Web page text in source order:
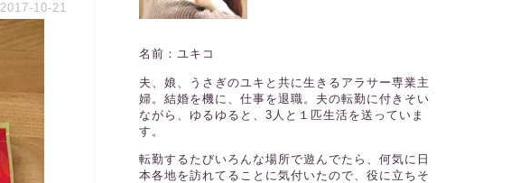
2017-10-21
名前：ユキコ
夫、娘、うさぎのユキと共に生きるアラサー専業主
婦。結婚を機に、仕事を退職。夫の転勤に付きそい
ながら、ゆるゆると、3人と１匹生活を送っていま
す。
転勤するたびいろんな場所で遊んでたら、何気に日
本各地を訪れてることに気付いたので、役に立ちそ